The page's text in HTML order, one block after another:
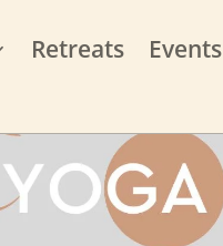
Retreats Events